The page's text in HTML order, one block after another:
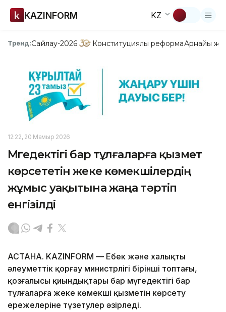
KAZINFORM KZ
Тренд:Сайлау-2026 Конституциялық реформаАрнайы
12:22, 20 Мамыр 2026
Мүгедектігі бар тұлғаларға қызмет
көрсететін жеке көмекшілердің
жұмыс уақытына жаңа тәртіп
енгізілді
АСТАНА. KAZINFORM — Еңбек және халықты
әлеуметтік қорғау министрлігі бірінші топтағы,
қозғалысы қиындықтары бар мүгедектігі бар
тұлғаларға жеке көмекші қызметін көрсету
ережелеріне түзетулер әзірледі.